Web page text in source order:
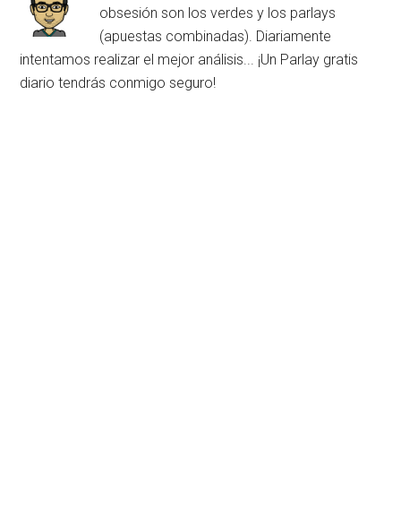
obsesión son los verdes y los parlays
(apuestas combinadas). Diariamente
intentamos realizar el mejor análisis... ¡Un Parlay gratis
diario tendrás conmigo seguro!